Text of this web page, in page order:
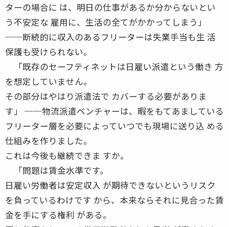
ターの場合に は、明日の仕事があるか分からないとい
う不安定な 雇用に、生活の全てがかかってしまう」
──断続的に収入のあるフリーターは失業手当も生 活
保護も受けられない。
「既存のセーフティネットは日雇い派遣という働き 方
を想定していません。
その部分はやはり派遣法で カバーする必要がありま
す」 ──物流派遣ベンチャーは、暇をもてあましている
フリーター層を必要によっていつでも現場に送り込 める
仕組みを作りました。
これは今後も継続できま すか。
「問題は賃金水準です。
日雇い労働者は安定収入 が期待できないというリスク
を負っているわけです から、本来ならそれに見合った賃
金を手にする権利 がある。